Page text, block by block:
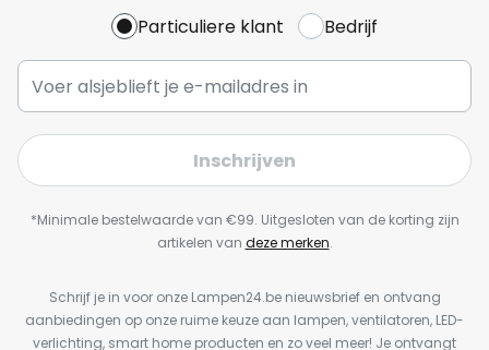
Particuliere klant Bedrijf
Inschrijven
*Minimale bestelwaarde van €99. Uitgesloten van de korting zijn
artikelen van deze merken.
Schrijf je in voor onze Lampen24.be nieuwsbrief en ontvang
aanbiedingen op onze ruime keuze aan lampen, ventilatoren, LED-
verlichting, smart home producten en zo veel meer! Je ontvangt